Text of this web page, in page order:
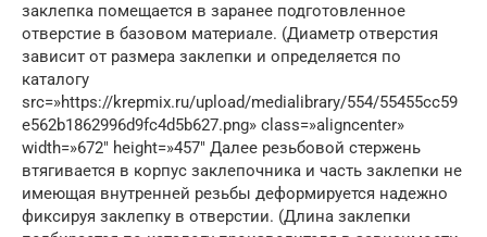
заклепка помещается в заранее подготовленное
отверстие в базовом материале. (Диаметр отверстия
зависит от размера заклепки и определяется по
каталогу
src=»https://krepmix.ru/upload/medialibrary/554/55455cc59
e562b1862996d9fc4d5b627.png» class=»aligncenter»
width=»672″ height=»457″ Далее резьбовой стержень
втягивается в корпус заклепочника и часть заклепки не
имеющая внутренней резьбы деформируется надежно
фиксируя заклепку в отверстии. (Длина заклепки